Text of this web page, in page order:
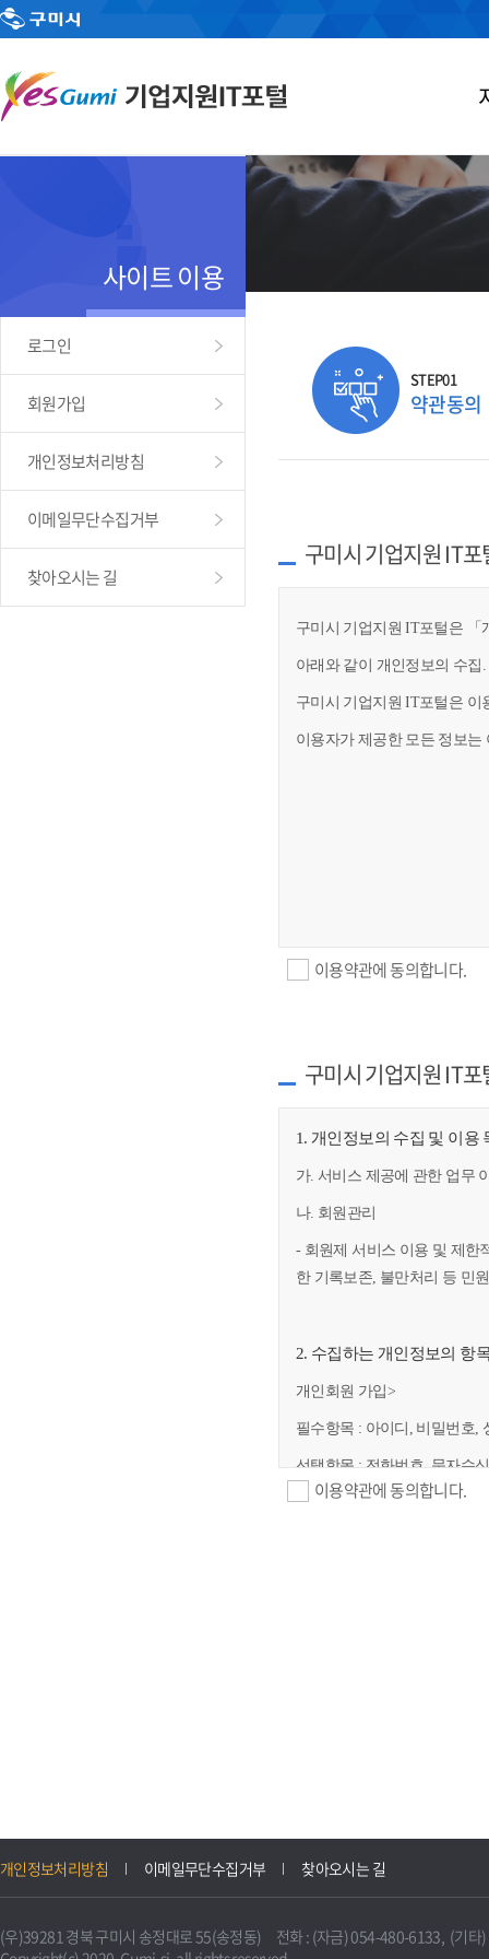
사이트 이용
로그인
회원가입
개인정보처리방침
이메일무단수집거부
찾아오시는 길
STEP01
약관동의
구미시 기업지원 IT
구미시 기업지원 IT포털은 「
아래와 같이 개인정보의 수집
구미시 기업지원 IT포털은 이
이용자가 제공한 모든 정보
이용약관에 동의합니다.
구미시 기업지원 IT
1. 개인정보의 수집 및 이용
가. 서비스 제공에 관한 업무
나. 회원관리
- 회원제 서비스 이용 및 제한
한 기록보존, 불만처리 등 민
2. 수집하는 개인정보의 항
개인회원 가입>
필수항목 : 아이디, 비밀번호,
선택항목 : 전화번호, 문자수
니다.
불필요하게 되었을 때에는
이용약관에 동의합니다.
개인정보처리방침 이메일무단수집거부 찾아오시는 길
(우)39281 경북 구미시 송정대로 55(송정동) 전화 : (자금) 054-480-6133, (기타